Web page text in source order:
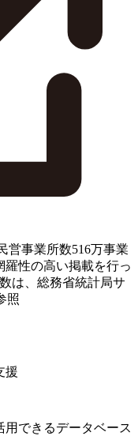
営事業所数516万事業
羅性の高い掲載を行っ
は、総務省統計局サ
照
援
できるデータベース